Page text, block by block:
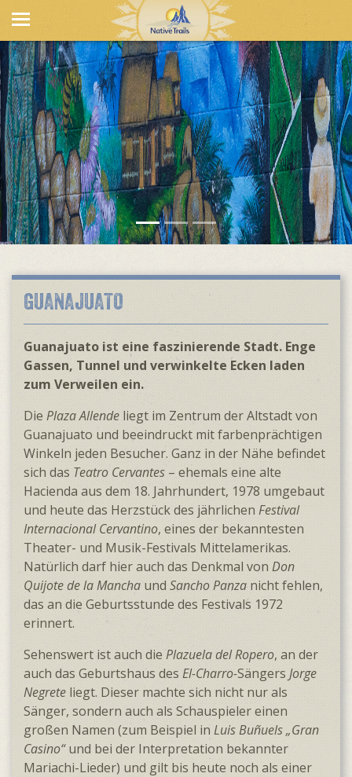
GUANAJUATO
Guanajuato ist eine faszinierende Stadt. Enge
Gassen, Tunnel und verwinkelte Ecken laden
zum Ver­weilen ein.
Die Plaza Allende liegt im Zentrum der Altstadt von
Guanajuato und beein­druckt mit farben­prächtigen
Winkeln jeden Besucher. Ganz in der Nähe befindet
sich das Teatro Cervantes – ehemals eine alte
Hacienda aus dem 18. Jahr­hundert, 1978 umgebaut
und heute das Herz­stück des jähr­lichen Festival
Inter­nacional Cervantino, eines der bekann­testen
Theater- und Musik-Festivals Mittel­amerikas.
Natür­lich darf hier auch das Denkmal von Don
Quijote de la Mancha und Sancho Panzanicht fehlen,
das an die Geburts­stunde des Festivals 1972
erinnert.
Sehenswert ist auch die Plazuela del Ropero, an der
auch das Geburtshaus des El-Charro-Sängers Jorge
Negrete liegt. Dieser machte sich nicht nur als
Sänger, sondern auch als Schauspieler einen
großen Namen (zum Beispiel in Luis Buñuels „Gran
Casino“und bei der Interpretation bekannter
Mariachi-Lieder) und gilt bis heute noch als einer